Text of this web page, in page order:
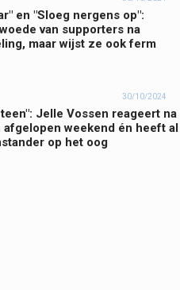
en "Sloeg nergens op":
van supporters na
maar wijst ze ook ferm
30/10/2024
Jelle Vossen reageert na
afgelopen weekend én heeft al
op het oog